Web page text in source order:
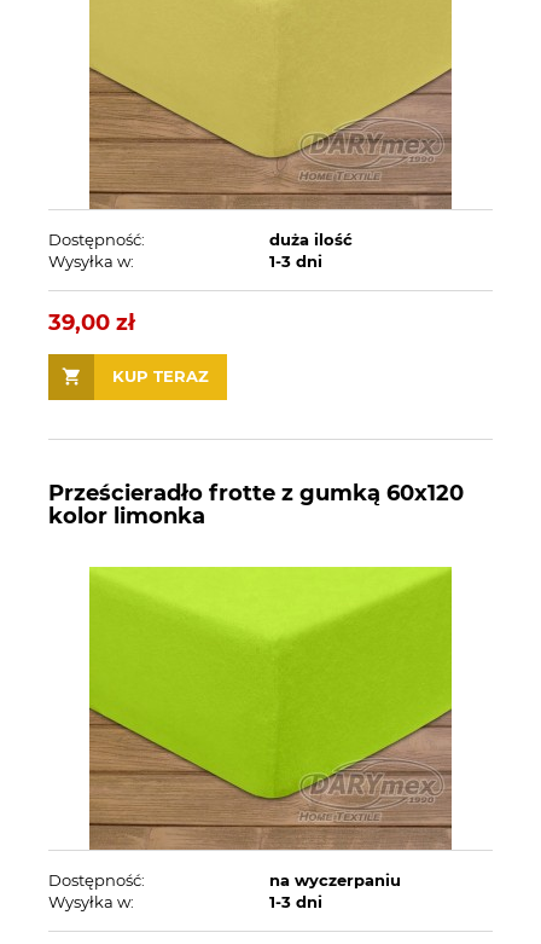
Dostępność:
duża ilość
Wysyłka w:
1-3 dni
39,00 zł
KUP TERAZ
Prześcieradło frotte z gumką 60x120
kolor limonka
Dostępność:
na wyczerpaniu
Wysyłka w:
1-3 dni